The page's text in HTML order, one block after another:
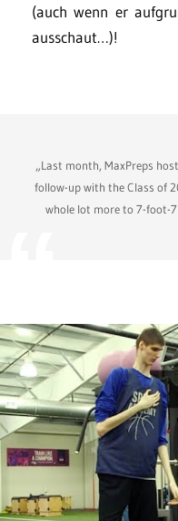
(auch wenn er
ausschaut…)!
„Last month, MaxPreps
follow-up with the Class of
whole lot more to 7-foot-